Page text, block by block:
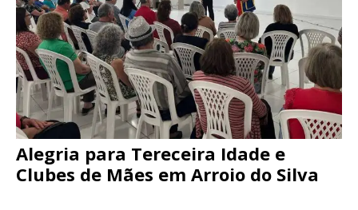
Alegria para Tereceira Idade e
Clubes de Mães em Arroio do Silva